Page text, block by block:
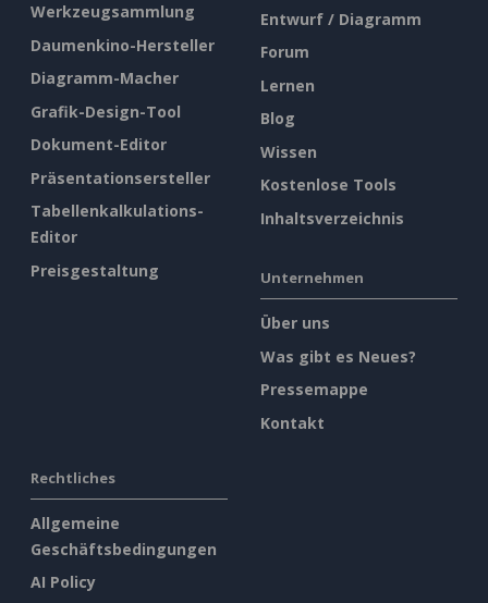
Werkzeugsammlung
Daumenkino-Hersteller
Diagramm-Macher
Grafik-Design-Tool
Dokument-Editor
Präsentationsersteller
Tabellenkalkulations-
Editor
Preisgestaltung
Entwurf / Diagramm
Forum
Lernen
Blog
Wissen
Kostenlose Tools
Inhaltsverzeichnis
Unternehmen
Über uns
Was gibt es Neues?
Pressemappe
Kontakt
Rechtliches
Allgemeine
Geschäftsbedingungen
AI Policy